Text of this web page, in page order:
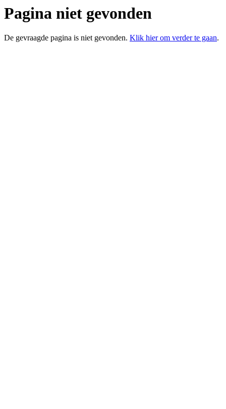
Pagina niet gevonden
De gevraagde pagina is niet gevonden. Klik hier om verder te gaan.